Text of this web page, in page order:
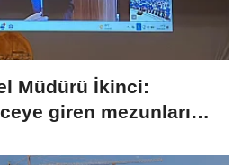
Müdürü İkinci:
giren mezunları